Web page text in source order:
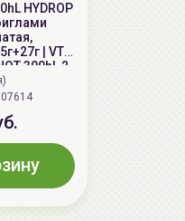
HYDROP
| VT
300hL 2
Mask